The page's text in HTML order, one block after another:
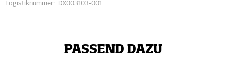
Logistiknummer: DX003103-001
PASSEND DAZU